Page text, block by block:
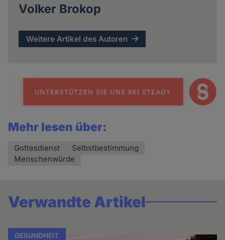
Volker Brokop
Weitere Artikel des Autoren
Mehr lesen über:
Gottesdienst
Selbstbestimmung
Menschenwürde
Verwandte Artikel
GESUNDHEIT